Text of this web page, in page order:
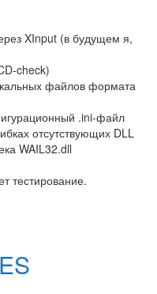
XInput (в будущем я,
check)
файлов формата
.ini-файл
отсутствующих DLL
WAIL32.dll
тестирование.